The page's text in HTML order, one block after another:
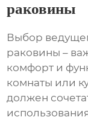
раковины
Выбор
раковины –
комфорт и
комнаты или
должен